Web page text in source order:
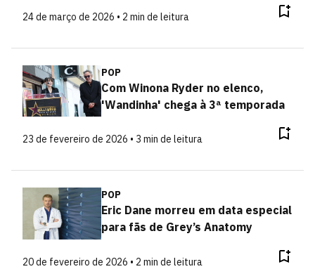
24 de março de 2026 • 2 min de leitura
POP
Com Winona Ryder no elenco,
'Wandinha' chega à 3ª temporada
23 de fevereiro de 2026 • 3 min de leitura
POP
Eric Dane morreu em data especial
para fãs de Grey’s Anatomy
20 de fevereiro de 2026 • 2 min de leitura